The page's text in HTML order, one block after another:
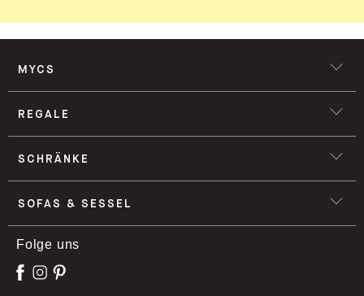
MYCS
REGALE
SCHRÄNKE
SOFAS & SESSEL
Folge uns